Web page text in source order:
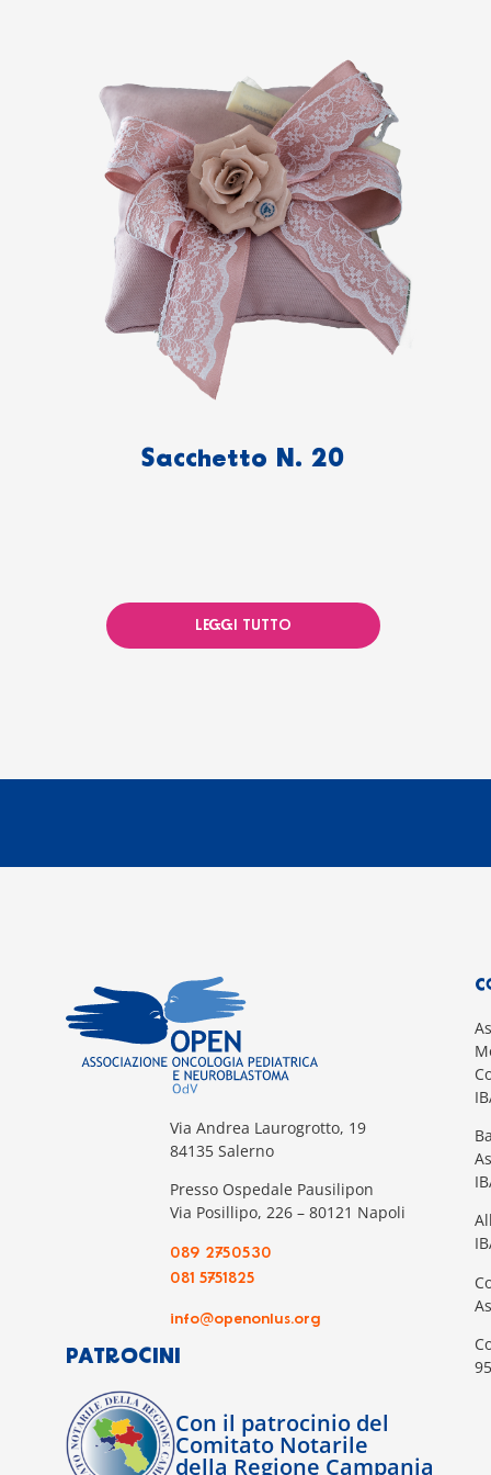
Sacchetto N. 20
LEGGI TUTTO
Via Andrea Laurogrotto, 19
84135 Salerno
Presso Ospedale Pausilipon
Via Posillipo, 226 – 80121 Napoli
089 2750530
081 5751825
info@openonlus.org
PATROCINI
Con il patrocinio del
Comitato Notarile
della Regione Campania